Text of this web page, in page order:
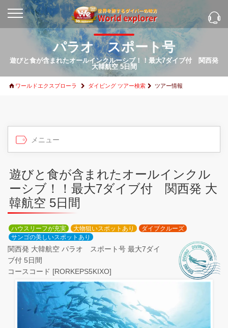
パラオ スポート号
遊びと食が含まれたオールインクルーシブ！！最大7ダイブ付 関西発
大韓航空 5日間
ワールドエクスプローラ ダイビング ツアー検索 ツアー情報
遊びと食が含まれたオールインクル
ーシブ！！最大7ダイブ付 関西発 大
韓航空 5日間
ハウスリーフが充実 大物狙いスポットあり
ダイブクルーズ
サンゴの美しいスポットあり
関西発 大韓航空 パラオ スポート号 最大7ダイ
ブ付 5日間
コースコード [RORKEPS5KIXO]